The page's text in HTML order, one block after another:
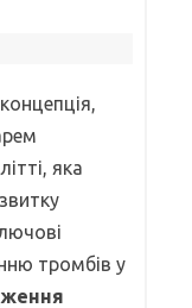
яка
тромбів у